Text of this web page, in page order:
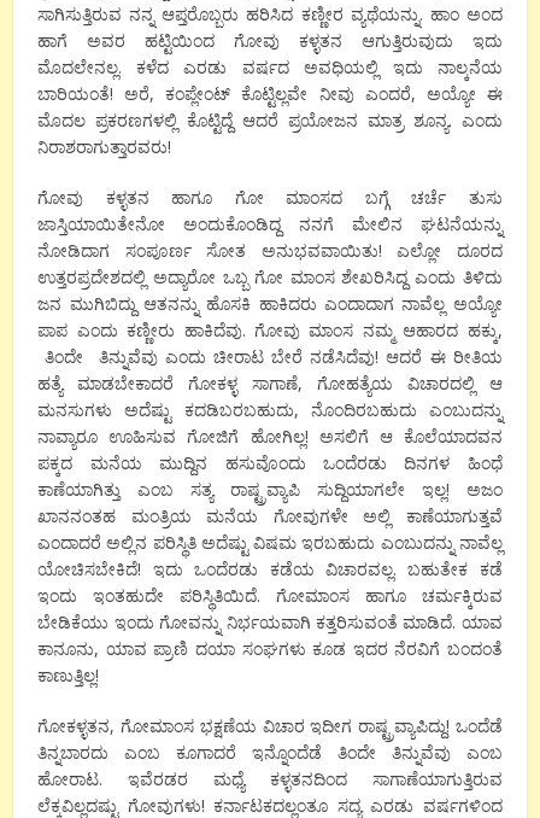
ಸಾಗಿಸುತ್ತಿರುವ ನನ್ನ ಆಪ್ತರೊಬ್ಬರು ಹರಿಸಿದ ಕಣ್ಣೀರ ವ್ಯಥೆಯನ್ನು. ಹಾಂ ಅಂದ
ಹಾಗೆ ಅವರ ಹಟ್ಟಿಯಿಂದ ಗೋವು ಕಳ್ಳತನ ಆಗುತ್ತಿರುವುದು ಇದು
ಮೊದಲೇನಲ್ಲ. ಕಳೆದ ಎರಡು ವರ್ಷದ ಅವಧಿಯಲ್ಲಿ ಇದು ನಾಲ್ಕನೆಯ
ಬಾರಿಯಂತೆ! ಅರೆ, ಕಂಪ್ಲೇಂಟ್‍ ಕೊಟ್ಟಿಲ್ಲವೇ ನೀವು ಎಂದರೆ, ಅಯ್ಯೋ ಈ
ಮೊದಲ ಪ್ರಕರಣಗಳಲ್ಲಿ ಕೊಟ್ಟಿದ್ದೆ ಆದರೆ ಪ್ರಯೋಜನ ಮಾತ್ರ ಶೂನ್ಯ. ಎಂದು
ನಿರಾಶರಾಗುತ್ತಾರವರು!
ಗೋವು ಕಳ್ಳತನ ಹಾಗೂ ಗೋ ಮಾಂಸದ ಬಗ್ಗೆ ಚರ್ಚೆ ತುಸು
ಜಾಸ್ತಿಯಾಯಿತೇನೋ ಅಂದುಕೊಂಡಿದ್ದ ನನಗೆ ಮೇಲಿನ ಘಟನೆಯನ್ನು
ನೋಡಿದಾಗ ಸಂಪೂರ್ಣ ಸೋತ ಅನುಭವವಾಯಿತು! ಎಲ್ಲೋ ದೂರದ
ಉತ್ತರಪ್ರದೇಶದಲ್ಲಿ ಅದ್ಯಾರೋ ಒಬ್ಬ ಗೋ ಮಾಂಸ ಶೇಖರಿಸಿದ್ದ ಎಂದು ತಿಳಿದು
ಜನ ಮುಗಿಬಿದ್ದು ಆತನನ್ನು ಹೊಸಕಿ ಹಾಕಿದರು ಎಂದಾದಾಗ ನಾವೆಲ್ಲ ಅಯ್ಯೋ
ಪಾಪ ಎಂದು ಕಣ್ಣೀರು ಹಾಕಿದೆವು. ಗೋವು ಮಾಂಸ ನಮ್ಮ ಆಹಾರದ ಹಕ್ಕು,
ತಿಂದೇ ತಿನ್ನುವೆವು ಎಂದು ಚೀರಾಟ ಬೇರೆ ನಡೆಸಿದೆವು! ಆದರೆ ಈ ರೀತಿಯ
ಹತ್ಯೆ ಮಾಡಬೇಕಾದರೆ ಗೋಕಳ್ಳ ಸಾಗಾಣೆ, ಗೋಹತ್ಯೆಯ ವಿಚಾರದಲ್ಲಿ ಆ
ಮನಸುಗಳು ಅದೆಷ್ಟು ಕದಡಿಬರಬಹುದು, ನೊಂದಿರಬಹುದು ಎಂಬುದನ್ನು
ನಾವ್ಯಾರೂ ಊಹಿಸುವ ಗೋಜಿಗೆ ಹೋಗಿಲ್ಲ! ಅಸಲಿಗೆ ಆ ಕೊಲೆಯಾದವನ
ಪಕ್ಕದ ಮನೆಯ ಮುದ್ದಿನ ಹಸುವೊಂದು ಒಂದೆರಡು ದಿನಗಳ ಹಿಂಧೆ
ಕಾಣೆಯಾಗಿತ್ತು ಎಂಬ ಸತ್ಯ ರಾಷ್ಟ್ರವ್ಯಾಪಿ ಸುದ್ದಿಯಾಗಲೇ ಇಲ್ಲ! ಅಜಂ
ಖಾನನಂತಹ ಮಂತ್ರಿಯ ಮನೆಯ ಗೋವುಗಳೇ ಅಲ್ಲಿ ಕಾಣೆಯಾಗುತ್ತವೆ
ಎಂದಾದರೆ ಅಲ್ಲಿನ ಪರಿಸ್ಥಿತಿ ಅದೆಷ್ಟು ವಿಷಮ ಇರಬಹುದು ಎಂಬುದನ್ನು ನಾವೆಲ್ಲ
ಯೋಚಿಸಬೇಕಿದೆ! ಇದು ಒಂದೆರಡು ಕಡೆಯ ವಿಚಾರವಲ್ಲ. ಬಹುತೇಕ ಕಡೆ
ಇಂದು ಇಂತಹುದೇ ಪರಿಸ್ಥಿತಿಯಿದೆ. ಗೋಮಾಂಸ ಹಾಗೂ ಚರ್ಮಕ್ಕಿರುವ
ಬೇಡಿಕೆಯು ಇಂದು ಗೋವನ್ನು ನಿರ್ಭಯವಾಗಿ ಕತ್ತರಿಸುವಂತೆ ಮಾಡಿದೆ. ಯಾವ
ಕಾನೂನು, ಯಾವ ಪ್ರಾಣಿ ದಯಾ ಸಂಘಗಳು ಕೂಡ ಇದರ ನೆರವಿಗೆ ಬಂದಂತೆ
ಕಾಣುತ್ತಿಲ್ಲ!
ಗೋಕಳ್ಳತನ, ಗೋಮಾಂಸ ಭಕ್ಷಣೆಯ ವಿಚಾರ ಇದೀಗ ರಾಷ್ಟ್ರವ್ಯಾಪಿದ್ದು! ಒಂದೆಡೆ
ತಿನ್ನಬಾರದು ಎಂಬ ಕೂಗಾದರೆ ಇನ್ನೊಂದೆಡೆ ತಿಂದೇ ತಿನ್ನುವೆವು ಎಂಬ
ಹೋರಾಟ. ಇವೆರಡರ ಮಧ್ಯೆ ಕಳ್ಳತನದಿಂದ ಸಾಗಾಣೆಯಾಗುತ್ತಿರುವ
ಲೆಕ್ಕವಿಲ್ಲದಷ್ಟು ಗೋವುಗಳು! ಕರ್ನಾಟಕದಲ್ಲಂತೂ ಸದ್ಯ ಎರಡು ವರ್ಷ‍ಗಳಿಂದ